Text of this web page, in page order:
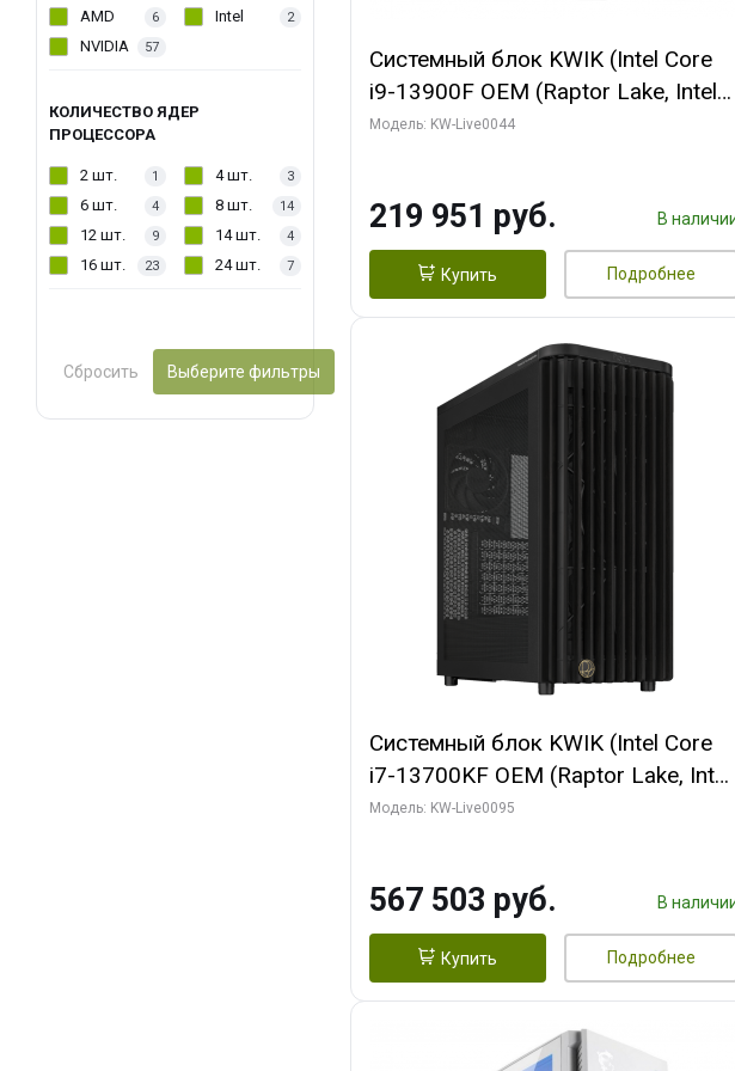
AMD 6 Intel 2
NVIDIA 57
КОЛИЧЕСТВО ЯДЕР
ПРОЦЕССОРА
2 шт. 1 4 шт. 3
6 шт. 4 8 шт. 14
12 шт. 9 14 шт. 4
16 шт. 23 24 шт. 7
Сбросить Выберите фильтры
Системный блок KWIK (Intel Core
i9-13900F OEM (Raptor Lake, Intel
7, Efficient-co/ 32 ГБ ОЗУ (2
HD/ 512 ГБ SSD)
Модель: KW-Live0044
219 951 руб. В
Купить Подробнее
Системный блок KWIK (Intel Core
i7-13700KF OEM (Raptor Lake, Intel
7, C16 8EC/8PC/ 32 ГБ ОЗУ (2
Turbo/ 512 ГБ SSD)
Модель: KW-Live0095
567 503 руб. В
Купить Подробнее